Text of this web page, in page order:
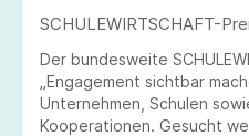
SCHULEWIRTSCHAFT-
Der bundesweite
„Engagement sichtbar
Unternehmen, Schulen
Kooperationen. Gesucht